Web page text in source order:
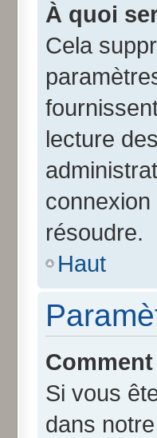
À quoi
Cela
lecture
résoudre.
Haut
Si vous
dans